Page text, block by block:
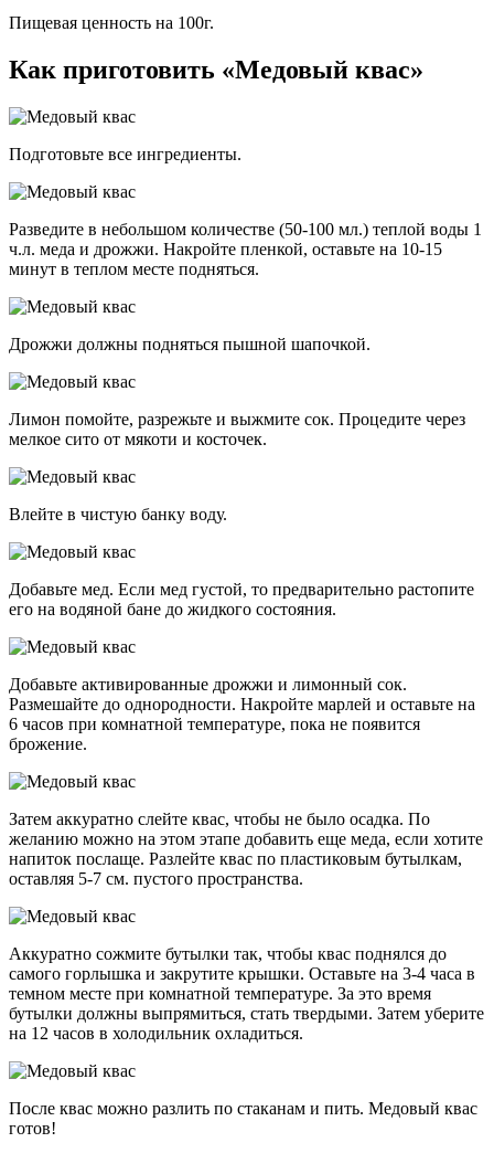
Пищевая ценность на 100г.
Как приготовить «Медовый квас»
Подготовьте все ингредиенты.
Разведите в небольшом количестве (50-100 мл.) теплой воды 1
ч.л. меда и дрожжи. Накройте пленкой, оставьте на 10-15
минут в теплом месте подняться.
Дрожжи должны подняться пышной шапочкой.
Лимон помойте, разрежьте и выжмите сок. Процедите через
мелкое сито от мякоти и косточек.
Влейте в чистую банку воду.
Добавьте мед. Если мед густой, то предварительно растопите
его на водяной бане до жидкого состояния.
Добавьте активированные дрожжи и лимонный сок.
Размешайте до однородности. Накройте марлей и оставьте на
6 часов при комнатной температуре, пока не появится
брожение.
Затем аккуратно слейте квас, чтобы не было осадка. По
желанию можно на этом этапе добавить еще меда, если хотите
напиток послаще. Разлейте квас по пластиковым бутылкам,
оставляя 5-7 см. пустого пространства.
Аккуратно сожмите бутылки так, чтобы квас поднялся до
самого горлышка и закрутите крышки. Оставьте на 3-4 часа в
темном месте при комнатной температуре. За это время
бутылки должны выпрямиться, стать твердыми. Затем уберите
на 12 часов в холодильник охладиться.
После квас можно разлить по стаканам и пить. Медовый квас
готов!